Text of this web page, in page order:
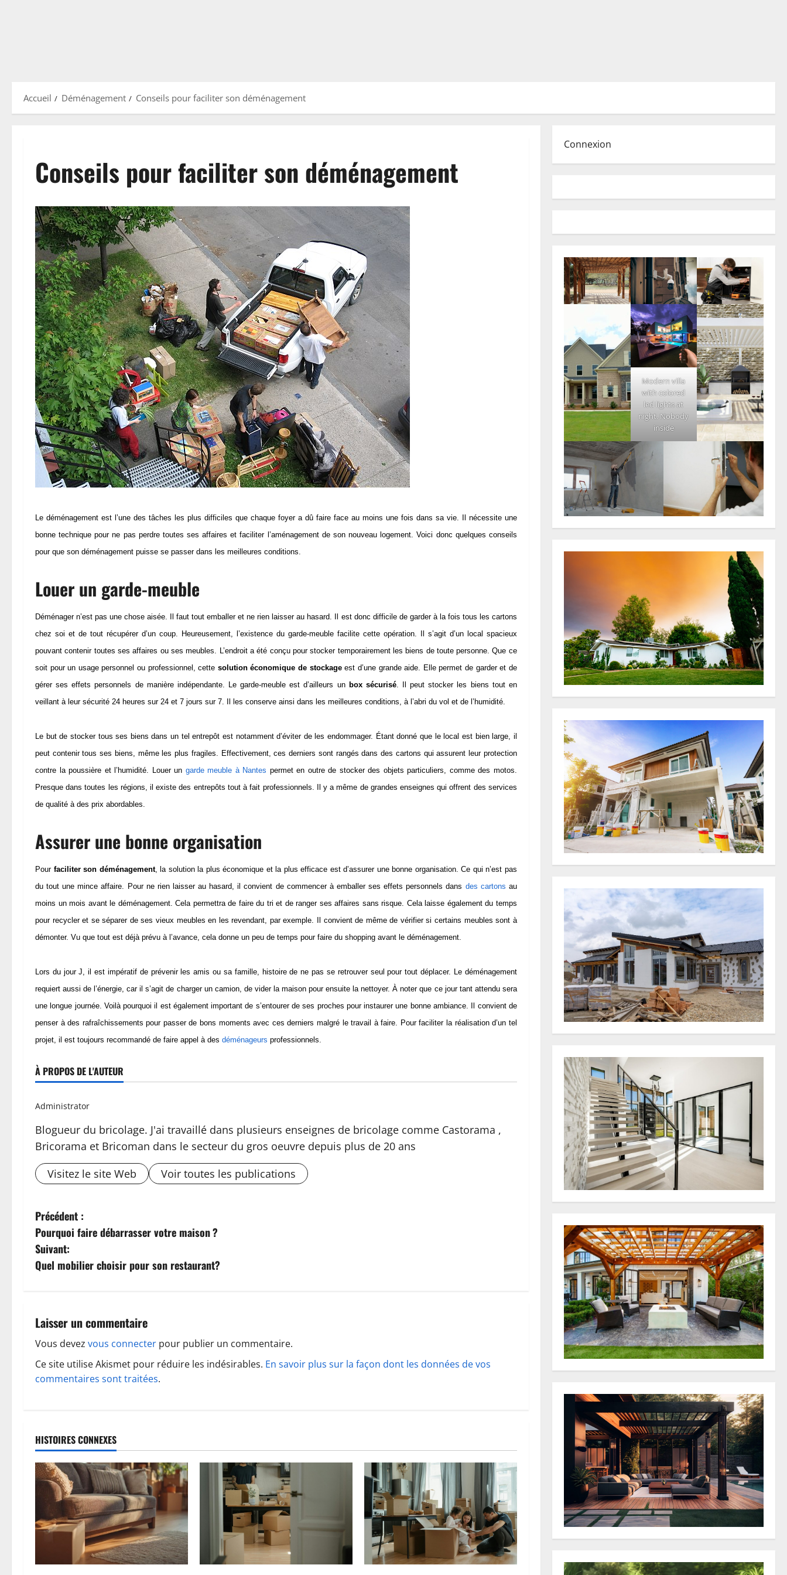
Accueil Déménagement Conseils pour faciliter son déménagement
Conseils pour faciliter son déménagement
Le déménagement est l’une des tâches les plus difficiles que chaque foyer a dû faire face au moins une fois dans sa vie. Il nécessite une
bonne technique pour ne pas perdre toutes ses affaires et faciliter l’aménagement de son nouveau logement. Voici donc quelques conseils
pour que son déménagement puisse se passer dans les meilleures conditions.
Louer un garde-meuble
Déménager n’est pas une chose aisée. Il faut tout emballer et ne rien laisser au hasard. Il est donc difficile de garder à la fois tous les cartons
chez soi et de tout récupérer d’un coup. Heureusement, l’existence du garde-meuble facilite cette opération. Il s’agit d’un local spacieux
pouvant contenir toutes ses affaires ou ses meubles. L’endroit a été conçu pour stocker temporairement les biens de toute personne. Que ce
soit pour un usage personnel ou professionnel, cette solution économique de stockageest d’une grande aide. Elle permet de garder et de
gérer ses effets personnels de manière indépendante. Le garde-meuble est d’ailleurs un box sécurisé. Il peut stocker les biens tout en
veillant à leur sécurité 24 heures sur 24 et 7 jours sur 7. Il les conserve ainsi dans les meilleures conditions, à l’abri du vol et de l’humidité.
Le but de stocker tous ses biens dans un tel entrepôt est notamment d’éviter de les endommager. Étant donné que le local est bien large, il
peut contenir tous ses biens, même les plus fragiles. Effectivement, ces derniers sont rangés dans des cartons qui assurent leur protection
contre la poussière et l’humidité. Louer un garde meuble à Nantes permet en outre de stocker des objets particuliers, comme des motos.
Presque dans toutes les régions, il existe des entrepôts tout à fait professionnels. Il y a même de grandes enseignes qui offrent des services
de qualité à des prix abordables.
Assurer une bonne organisation
Pour faciliter son déménagement, la solution la plus économique et la plus efficace est d’assurer une bonne organisation. Ce qui n’est pas
du tout une mince affaire. Pour ne rien laisser au hasard, il convient de commencer à emballer ses effets personnels dans des cartons au
moins un mois avant le déménagement. Cela permettra de faire du tri et de ranger ses affaires sans risque. Cela laisse également du temps
pour recycler et se séparer de ses vieux meubles en les revendant, par exemple. Il convient de même de vérifier si certains meubles sont à
démonter. Vu que tout est déjà prévu à l’avance, cela donne un peu de temps pour faire du shopping avant le déménagement.
Lors du jour J, il est impératif de prévenir les amis ou sa famille, histoire de ne pas se retrouver seul pour tout déplacer. Le déménagement
requiert aussi de l’énergie, car il s’agit de charger un camion, de vider la maison pour ensuite la nettoyer. À noter que ce jour tant attendu sera
une longue journée. Voilà pourquoi il est également important de s’entourer de ses proches pour instaurer une bonne ambiance. Il convient de
penser à des rafraîchissements pour passer de bons moments avec ces derniers malgré le travail à faire. Pour faciliter la réalisation d’un tel
projet, il est toujours recommandé de faire appel à des déménageurs professionnels.
À PROPOS DE L'AUTEUR
Administrator
Blogueur du bricolage. J'ai travaillé dans plusieurs enseignes de bricolage comme Castorama ,
Bricorama et Bricoman dans le secteur du gros oeuvre depuis plus de 20 ans
Visitez le site Web
Voir toutes les publications
N
a
v
g
a
t
i
n
d
a
r
t
Précédent :
Pourquoi faire débarrasser votre maison ?
Suivant:
Quel mobilier choisir pour son restaurant?
Laisser un commentaire
Vous devez vous connecter pour publier un commentaire.
Ce site utilise Akismet pour réduire les indésirables. En savoir plus sur la façon dont les données de vos
commentaires sont traitées.
HISTOIRES CONNEXES
Connexion
Modern villa
with colored
led lights at
night. Nobody
inside